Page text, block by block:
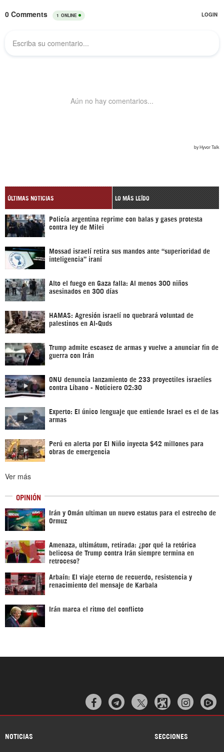
ÚLTIMAS NOTICIAS LO MÁS LEÍDO
Policía argentina reprime con balas y gases protesta
contra ley de Milei
Mossad israelí retira sus mandos ante “superioridad de
inteligencia” iraní
Alto el fuego en Gaza falla: Al menos 300 niños
asesinados en 300 días
HAMAS: Agresión israelí no quebrará voluntad de
palestinos en Al-Quds
Trump admite escasez de armas y vuelve a anunciar fin de
guerra con Irán
ONU denuncia lanzamiento de 233 proyectiles israelíes
contra Líbano - Noticiero 02:30
Experto: El único lenguaje que entiende Israel es el de las
armas
Perú en alerta por El Niño inyecta $42 millones para
obras de emergencia
Ver más
OPINIÓN
Irán y Omán ultiman un nuevo estatus para el estrecho de
Ormuz
Amenaza, ultimátum, retirada: ¿por qué la retórica
belicosa de Trump contra Irán siempre termina en
retroceso?
Arbaín: El viaje eterno de recuerdo, resistencia y
renacimiento del mensaje de Karbala
Irán marca el ritmo del conflicto
  
NOTICIAS SECCIONES